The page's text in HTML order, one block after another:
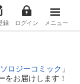
録 ログイン メニュー
ロジーコミック 」
をお届けします！